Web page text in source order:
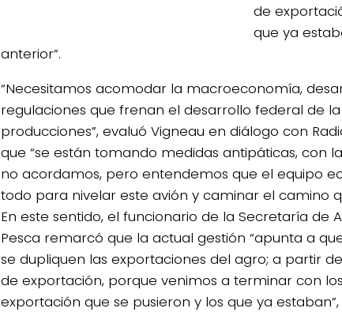
de
que ya
anterior”.
“Necesitamos acomodar la macroeconomía,
regulaciones que frenan el desarrollo federal de
producciones”, evaluó Vigneau en diálogo con
que “se están tomando medidas antipáticas, con
no acordamos, pero entendemos que el equipo
todo para nivelar este avión y caminar el camino
En este sentido, el funcionario de la Secretaría de
Pesca remarcó que la actual gestión “apunta a
se dupliquen las exportaciones del agro; a partir
de exportación, porque venimos a terminar con
exportación que se pusieron y los que ya